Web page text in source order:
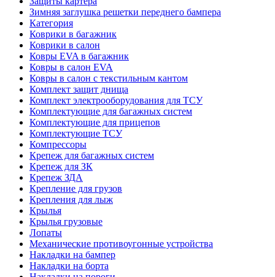
Зимняя заглушка решетки переднего бампера
Категория
Коврики в багажник
Коврики в салон
Ковры EVA в багажник
Ковры в салон EVA
Ковры в салон с текстильным кантом
Комплект защит днища
Комплект электрооборудования для ТСУ
Комплектующие для багажных систем
Комплектующие для прицепов
Комплектующие ТСУ
Компрессоры
Крепеж для багажных систем
Крепеж для ЗК
Крепеж ЗДА
Крепление для грузов
Крепления для лыж
Крылья
Крылья грузовые
Лопаты
Механические противоугонные устройства
Накладки на бампер
Накладки на борта